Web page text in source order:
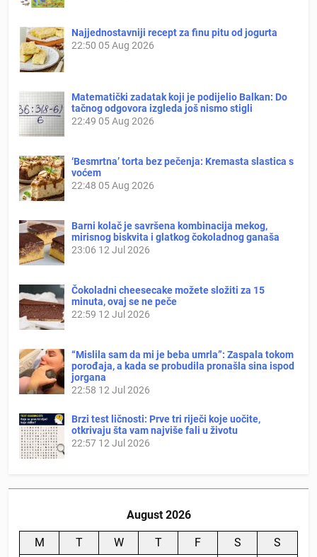
Najjednostavniji recept za finu pitu od jogurta
22:50 05 Aug 2026
Matematički zadatak koji je podijelio Balkan: Do
tačnog odgovora izgleda još nismo stigli
22:49 05 Aug 2026
‘Besmrtna’ torta bez pečenja: Kremasta slastica s
voćem
22:48 05 Aug 2026
Barni kolač je savršena kombinacija mekog,
mirisnog biskvita i glatkog čokoladnog ganaša
23:06 12 Jul 2026
Čokoladni cheesecake možete složiti za 15
minuta, ovaj se ne peče
22:59 12 Jul 2026
“Mislila sam da mi je beba umrla”: Zaspala tokom
porođaja, a kada se probudila pronašla sina ispod
jorgana
22:58 12 Jul 2026
Brzi test ličnosti: Prve tri riječi koje uočite,
otkrivaju šta vam najviše fali u životu
22:57 12 Jul 2026
August 2026
M T W T F S
S